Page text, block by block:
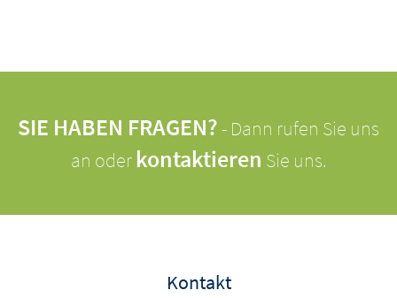
SIE HABEN FRAGEN? - Dann rufen Sie uns
an oder kontaktieren Sie uns.
Kontakt